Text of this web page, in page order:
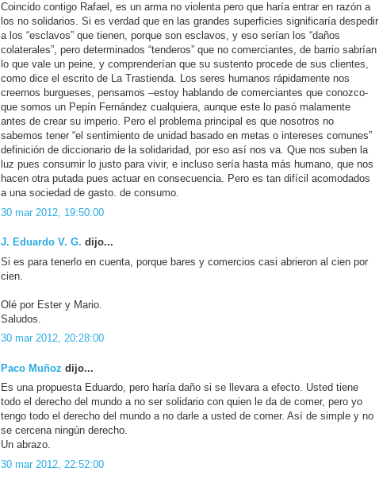
Coincido contigo Rafael, es un arma no violenta pero que haría entrar en razón a
los no solidarios. Si es verdad que en las grandes superficies significaría despedir
a los “esclavos” que tienen, porque son esclavos, y eso serían los “daños
colaterales”, pero determinados “tenderos” que no comerciantes, de barrio sabrían
lo que vale un peine, y comprenderían que su sustento procede de sus clientes,
como dice el escrito de La Trastienda. Los seres humanos rápidamente nos
creernos burgueses, pensamos –estoy hablando de comerciantes que conozco-
que somos un Pepín Fernández cualquiera, aunque este lo pasó malamente
antes de crear su imperio. Pero el problema principal es que nosotros no
sabemos tener “el sentimiento de unidad basado en metas o intereses comunes”
definición de diccionario de la solidaridad, por eso así nos va. Que nos suben la
luz pues consumir lo justo para vivir, e incluso sería hasta más humano, que nos
hacen otra putada pues actuar en consecuencia. Pero es tan difícil acomodados
a una sociedad de gasto. de consumo.
30 mar 2012, 19:50:00
J. Eduardo V. G. dijo...
Si es para tenerlo en cuenta, porque bares y comercios casi abrieron al cien por
cien.
Olé por Ester y Mario.
Saludos.
30 mar 2012, 20:28:00
Paco Muñoz dijo...
Es una propuesta Eduardo, pero haría daño si se llevara a efecto. Usted tiene
todo el derecho del mundo a no ser solidario con quien le da de comer, pero yo
tengo todo el derecho del mundo a no darle a usted de comer. Así de simple y no
se cercena ningún derecho.
Un abrazo.
30 mar 2012, 22:52:00